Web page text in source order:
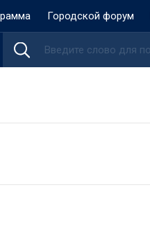
Городской форум